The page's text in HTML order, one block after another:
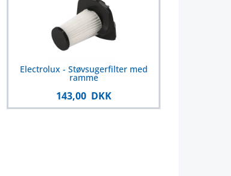
Electrolux - Støvsugerfilter med
ramme
143,00 DKK